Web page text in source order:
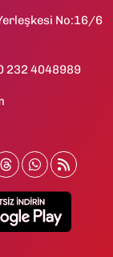
No:16/6
232 4048989